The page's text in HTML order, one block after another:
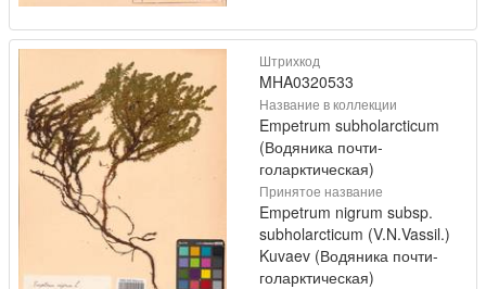
Штрихкод
MHA0320533
Название в коллекции
Empetrum subholarcticum
(Водяника почти-
голарктическая)
Принятое название
Empetrum nigrum subsp.
subholarcticum (V.N.Vassil.)
Kuvaev (Водяника почти-
голарктическая)